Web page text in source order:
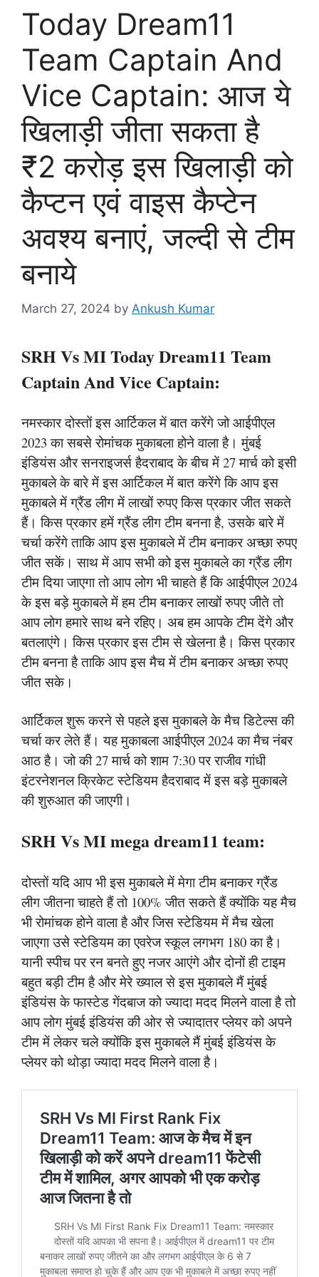
Today Dream11
Team Captain And
Vice Captain: आज ये
खिलाड़ी जीता सकता है
₹2 करोड़ इस खिलाड़ी को
कैप्टन एवं वाइस कैप्टेन
अवश्य बनाएं, जल्दी से टीम
बनाये
March 27, 2024 by Ankush Kumar
SRH Vs MI Today Dream11 Team
Captain And Vice Captain:
नमस्कार दोस्तों इस आर्टिकल में बात करेंगे जो आईपीएल
2023 का सबसे रोमांचक मुकाबला होने वाला है। मुंबई
इंडियंस और सनराइजर्स हैदराबाद के बीच में 27 मार्च को इसी
मुकाबले के बारे में इस आर्टिकल में बात करेंगे कि आप इस
मुकाबले में ग्रैंड लीग में लाखों रुपए किस प्रकार जीत सकते
हैं। किस प्रकार हमें ग्रैंड लीग टीम बनना है, उसके बारे में
चर्चा करेंगे ताकि आप इस मुकाबले में टीम बनाकर अच्छा रुपए
जीत सकें। साथ में आप सभी को इस मुकाबले का ग्रैंड लीग
टीम दिया जाएगा तो आप लोग भी चाहते हैं कि आईपीएल 2024
के इस बड़े मुकाबले में हम टीम बनाकर लाखों रुपए जीते तो
आप लोग हमारे साथ बने रहिए। अब हम आपके टीम देंगे और
बतलाएंगे। किस प्रकार इस टीम से खेलना है। किस प्रकार
टीम बनना है ताकि आप इस मैच में टीम बनाकर अच्छा रुपए
जीत सके।
आर्टिकल शुरू करने से पहले इस मुकाबले के मैच डिटेल्स की
चर्चा कर लेते हैं। यह मुकाबला आईपीएल 2024 का मैच नंबर
आठ है। जो की 27 मार्च को शाम 7:30 पर राजीव गांधी
इंटरनेशनल क्रिकेट स्टेडियम हैदराबाद में इस बड़े मुकाबले
की शुरुआत की जाएगी।
SRH Vs MI mega dream11 team:
दोस्तों यदि आप भी इस मुकाबले में मेगा टीम बनाकर ग्रैंड
लीग जीतना चाहते हैं तो 100% जीत सकते हैं क्योंकि यह मैच
भी रोमांचक होने वाला है और जिस स्टेडियम में मैच खेला
जाएगा उसे स्टेडियम का एवरेज स्कूल लगभग 180 का है।
यानी स्पीच पर रन बनते हुए नजर आएंगे और दोनों ही टाइम
बहुत बड़ी टीम है और मेरे ख्याल से इस मुकाबले मैं मुंबई
इंडियंस के फास्टेड गेंदबाज को ज्यादा मदद मिलने वाला है तो
आप लोग मुंबई इंडियंस की ओर से ज्यादातर प्लेयर को अपने
टीम में लेकर चले क्योंकि इस मुकाबले मैं मुंबई इंडियंस के
प्लेयर को थोड़ा ज्यादा मदद मिलने वाला है।